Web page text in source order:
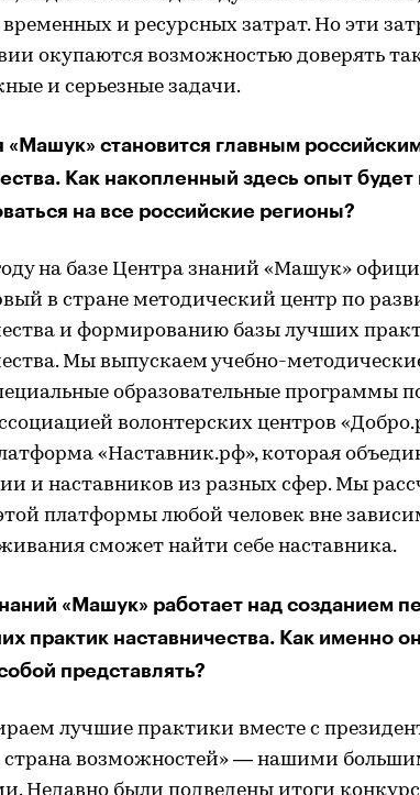
временных и ресурсных затрат. Но эти
окупаются возможностью доверять
и серьезные задачи.
«Машук» становится главным
Как накопленный здесь опыт
на все российские регионы?
на базе Центра знаний «Машук»
в стране методический центр по
и формированию базы лучших
Мы выпускаем учебно-
образовательные программы
волонтерских центров
«Наставник.рф», которая
и наставников из разных сфер. Мы
платформы любой человек вне
сможет найти себе наставника.
«Машук» работает над созданием
практик наставничества. Как именно
представлять?
лучшие практики вместе с
страна возможностей» — нашими